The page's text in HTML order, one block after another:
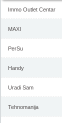
Immo Outlet Centar
MAXI
PerSu
Handy
Uradi Sam
Tehnomanija